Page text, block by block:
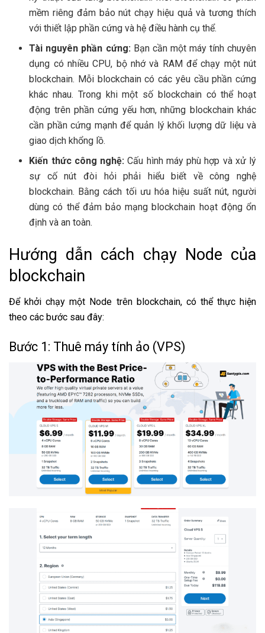
mềm riêng đảm bảo nút chạy hiệu quả và tương thích
với thiết lập phần cứng và hệ điều hành cụ thể.
Tài nguyên phần cứng:Bạn cần một máy tính chuyên
dụng có nhiều CPU, bộ nhớ và RAM để chạy một nút
blockchain. Mỗi blockchain có các yêu cầu phần cứng
khác nhau. Trong khi một số blockchain có thể hoạt
động trên phần cứng yếu hơn, những blockchain khác
cần phần cứng mạnh để quản lý khối lượng dữ liệu và
giao dịch khổng lồ.
Kiến thức công nghệ: Cấu hình máy phù hợp và xử lý
sự cố nút đòi hỏi phải hiểu biết về công nghệ
blockchain. Bằng cách tối ưu hóa hiệu suất nút, người
dùng có thể đảm bảo mạng blockchain hoạt động ổn
định và an toàn.
Hướng dẫn cách chạy Node của
blockchain
Để khởi chạy một Node trên blockchain, có thể thực hiện
theo các bước sau đây:
Bước 1: Thuê máy tính ảo (VPS)